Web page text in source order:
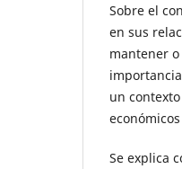
Sobre el
en sus
mantener
un
Se explica